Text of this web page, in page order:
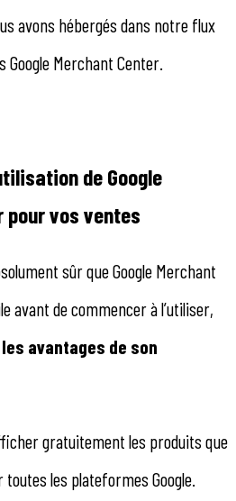
avons hébergés dans notre flux
Google Merchant Center.
de Google
pour vos ventes
sûr que Google Merchant
avant de commencer à l’utiliser,
les avantages de son
gratuitement les produits que
toutes les plateformes Google.